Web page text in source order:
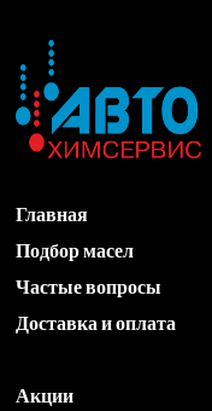
Главная
Подбор масел
Частые вопросы
Доставка и оплата
Акции